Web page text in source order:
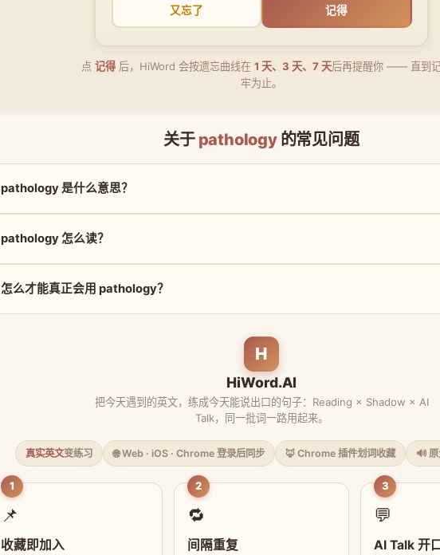
又忘了 记得
点 记得 后，HiWord 会按遗忘曲线在 1 天、3 天、7 天后再提醒你 —— 直到
牢为止。
关于 pathology的常见问题
pathology 是什么意思？
pathology 怎么读？
怎么才能真正会用 pathology？
H
HiWord.AI
把今天遇到的英文，练成今天能说出口的句子：Reading × Shadow × AI
Talk，同一批词一路用起来。
真实英文变练习 🌐 Web · iOS · Chrome 登录后同步 🦊 Chrome 插件划词收藏 🔊
1
📌
收藏即加入
2
🔁
间隔重复
3
💬
AI Talk 开